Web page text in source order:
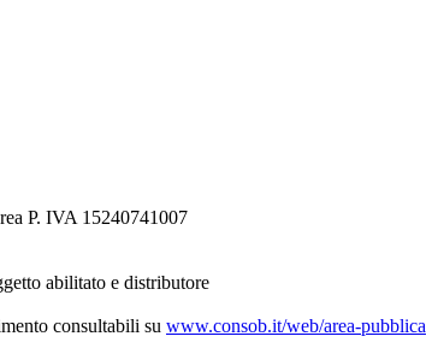
P. IVA 15240741007
abilitato e distributore
consultabili su www.consob.it/web/area-pubblica